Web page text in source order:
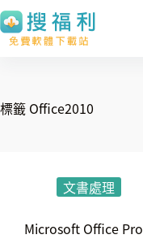
跳
至
內
容
標籤 Office2010
文書處理
Microsoft Office